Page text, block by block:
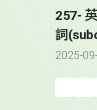
257-
詞
2025-